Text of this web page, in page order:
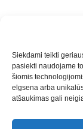
Siekdami teikti
pasiekti naudojame
šiomis
elgsena arba
atšaukimas gali
PASLAUGOS.
straipsnių
svetaines.2026
Themes.